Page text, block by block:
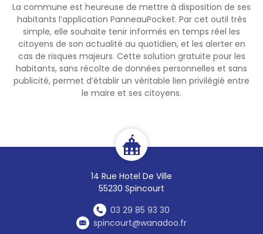
La commune est heureuse de mettre à disposition de ses
habitants l’application PanneauPocket. Par cet outil très
simple, elle souhaite tenir informés en temps réel les
citoyens de son actualité au quotidien, et les alerter en
cas de risques majeurs. Cette solution gratuite pour les
habitants, sans récolte de données personnelles et sans
publicité, permet d’établir un véritable lien privilégié entre
le maire et ses citoyens.
14 Rue Hotel De Ville
55230 Spincourt
03 29 85 93 30
spincourt@wanadoo.fr